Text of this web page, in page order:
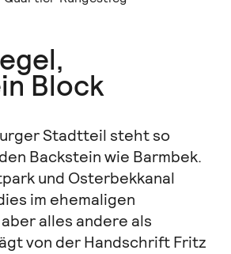
Block
Stadtteil steht so
Backstein wie Barmbek.
und Osterbekkanal
im ehemaligen
alles andere als
von der Handschrift Fritz